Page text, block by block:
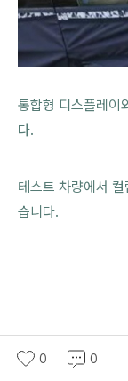
통합형 디스플레이
다.
테스트 차량에서
습니다.
0 0